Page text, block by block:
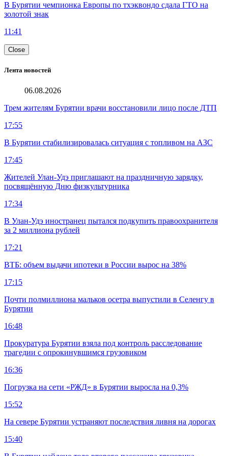
В Бурятии чемпионка Европы по тхэквондо сдала ГТО на
золотой знак
11:41
Close
Лента новостей
06.08.2026
Трем жителям Бурятии врачи восстановили лицо после ДТП
17:55
В Бурятии стабилизировалась ситуация с топливом на АЗС
17:45
Жителей Улан-Удэ приглашают на праздничную зарядку,
посвящённую Дню физкультурника
17:34
В Улан-Удэ иностранец пытался подкупить правоохранителя
за 2 миллиона рублей
17:21
ВТБ: объем выдачи ипотеки в России вырос на 38%
17:15
Почти полмиллиона мальков осетра выпустили в Селенгу в
Бурятии
16:48
Прокуратура Бурятии взяла под контроль расследование
трагедии с опрокинувшимся грузовиком
16:36
Погрузка на сети «РЖД» в Бурятии выросла на 0,3%
15:52
На севере Бурятии устраняют последствия ливня на дорогах
15:40